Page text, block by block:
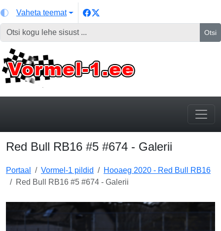
Vaheta teemat
Otsi
Red Bull RB16 #5 #674 - Galerii
Portaal Vormel-1 pildid
Hooaeg 2020 - Red Bull RB16
Red Bull RB16 #5 #674 - Galerii